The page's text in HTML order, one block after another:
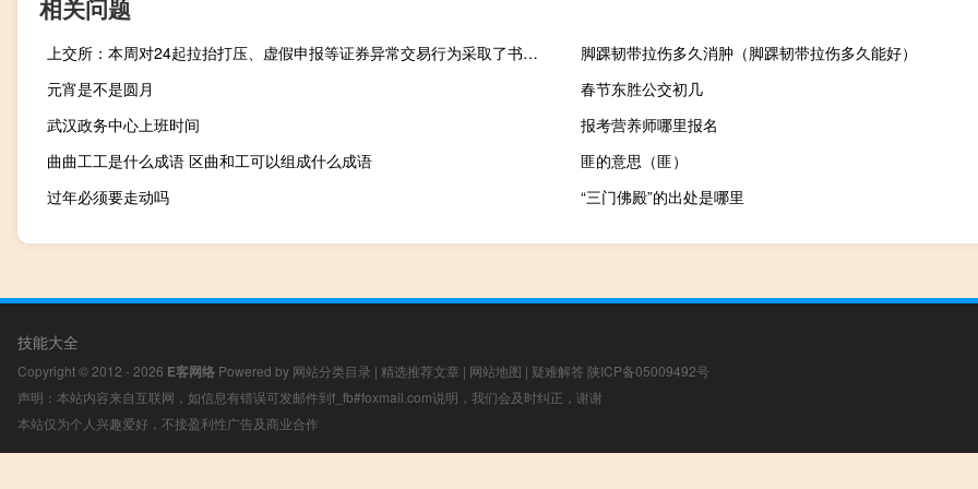
相关问题
上交所：本周对24起拉抬打压、虚假申报等证券异常交易行为采取了书面警示等监管措施
脚踝韧带拉伤多久消肿（脚踝韧带拉伤多久能好）
元宵是不是圆月
春节东胜公交初几
武汉政务中心上班时间
报考营养师哪里报名
曲曲工工是什么成语 区曲和工可以组成什么成语
匪的意思（匪）
过年必须要走动吗
“三门佛殿”的出处是哪里
技能大全
Copyright © 2012 - 2026 E客网络 Powered by 网站分类目录 | 精选推荐文章 | 网站地图 | 疑难解答 陕ICP备05009492号
声明：本站内容来自互联网，如信息有错误可发邮件到f_fb#foxmail.com说明，我们会及时纠正，谢谢
本站仅为个人兴趣爱好，不接盈利性广告及商业合作